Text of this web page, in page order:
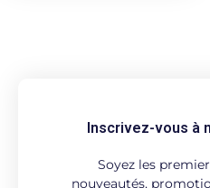
Inscrivez-vous à
Soyez les
nouveautés,